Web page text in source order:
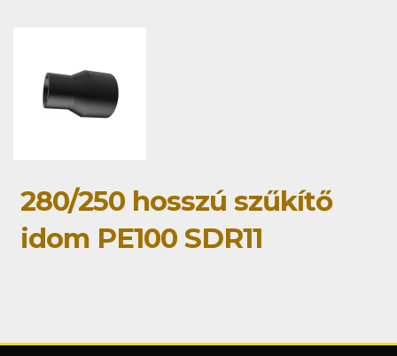
280/250 hosszú szűkítő
idom PE100 SDR11